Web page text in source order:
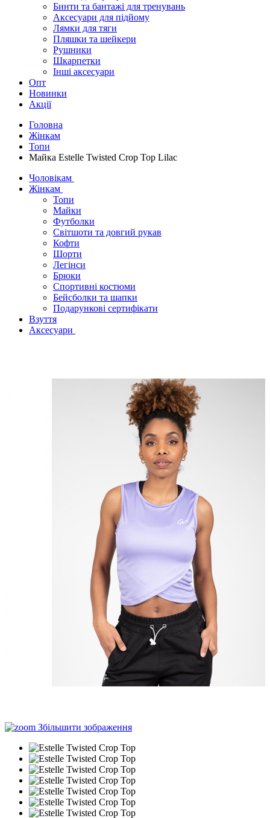
Бинти та бантажі для тренувань
Аксесуари для підйому
Лямки для тяги
Пляшки та шейкери
Рушники
Шкарпетки
Інші аксесуари
Опт
Новинки
Акції
Головна
Жінкам
Топи
Майка Estelle Twisted Crop Top Lilac
Чоловікам
Жінкам
Топи
Майки
Футболки
Світшоти та довгий рукав
Кофти
Шорти
Легінси
Брюки
Спортивні костюми
Бейсболки та шапки
Подарункові сертифікати
Взуття
Аксесуари
Збільшити зображення